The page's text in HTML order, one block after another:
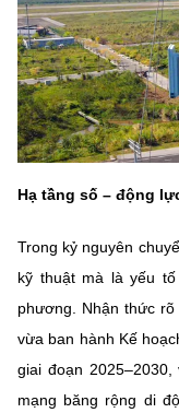
Tin địa phương
Sở hữu trí tuệ
Tiêu chuẩn, đo
Năng lượng
Ảnh
Voice
Nhiệm vụ trọng tâm
BỘ
MINISTRY
Điều khoản sử dụng
Hạ tầng số – động
Trong kỷ nguyên
kỹ thuật mà là yếu
phương. Nhận thức
vừa ban hành Kế
giai đoạn 2025–2030,
mạng băng rộng di